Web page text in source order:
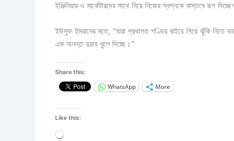
ইঞ্জিনিয়ার ও মার্কেটারদের সাথে নিয়ে নিজের স্বপ্নকে বাস্তবে রূপ
ইউসুফ ইমরানের মতে, “যারা প্রথাগত গণ্ডির বাইরে গিয়ে ঝুঁকি
এক অনন্ত দুয়ার খুলে দিচ্ছে।”
Share this:
WhatsApp More
Like this:
Loading…